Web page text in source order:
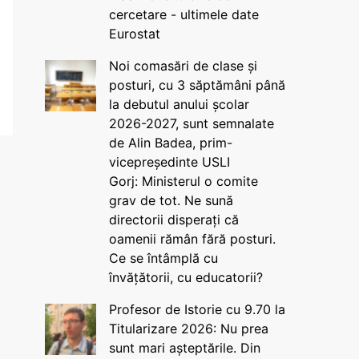
cercetare - ultimele date
Eurostat
Noi comasări de clase și
posturi, cu 3 săptămâni până
la debutul anului școlar
2026-2027, sunt semnalate
de Alin Badea, prim-
vicepreședinte USLI
Gorj: Ministerul o comite
grav de tot. Ne sună
directorii disperați că
oamenii rămân fără posturi.
Ce se întâmplă cu
învățătorii, cu educatorii?
Profesor de Istorie cu 9.70 la
Titularizare 2026: Nu prea
sunt mari așteptările. Din